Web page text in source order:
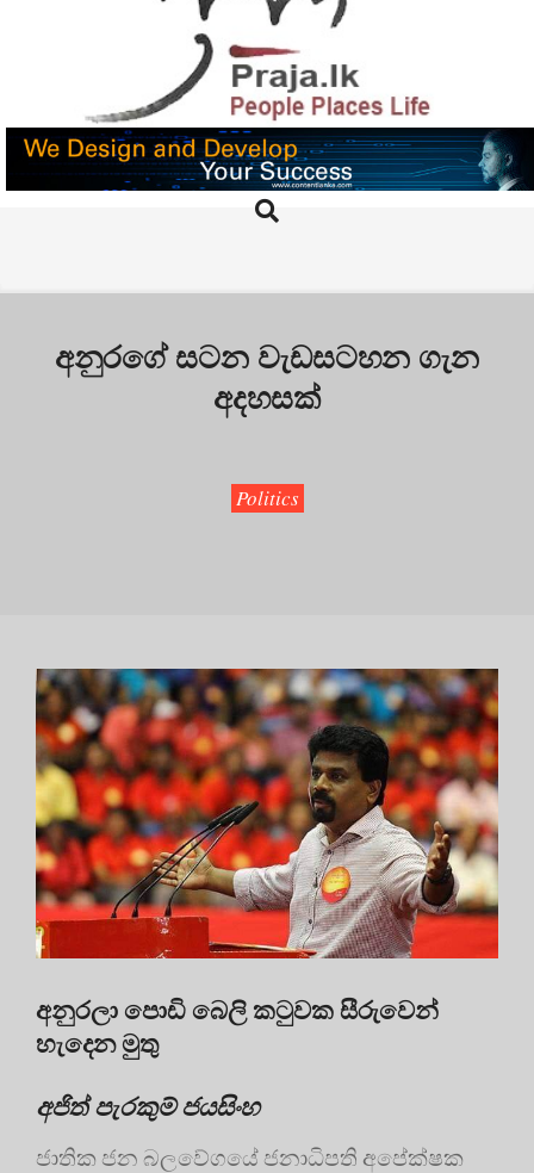
PRAJA.LK
Search
අනුරගේ සටන වැඩසටහන ගැන
අදහසක්
Politics
අනුරලා පොඩි බෙලි කටුවක සීරුවෙන්
හැදෙන මුතු
අජිත් පැරකුම් ජයසිංහ
ජාතික ජන බලවේගයේ ජනාධිපති අපේක්ෂක